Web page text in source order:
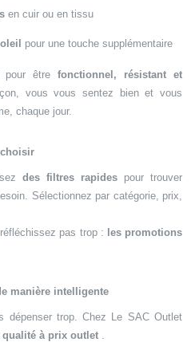
en cuir ou en tissu
pour une touche supplémentaire
pour être fonctionnel, résistant et
vous vous sentez bien et vous
chaque jour.
des filtres rapides pour trouver
Sélectionnez par catégorie, prix,
pas trop : les promotions
manière intelligente
dépenser trop. Chez Le SAC Outlet
à prix outlet